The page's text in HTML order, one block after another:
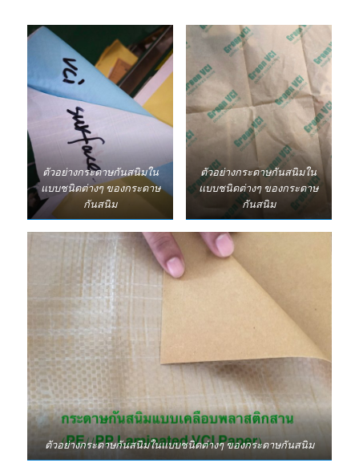
ตัวอย่างกระดาษกันสนิมใน
แบบชนิดต่างๆ ของกระดาษ
กันสนิม
ตัวอย่างกระดาษกันสนิมใน
แบบชนิดต่างๆ ของกระดาษ
กันสนิม
ตัวอย่างกระดาษกันสนิมในแบบชนิดต่างๆ ของกระดาษกันสนิม